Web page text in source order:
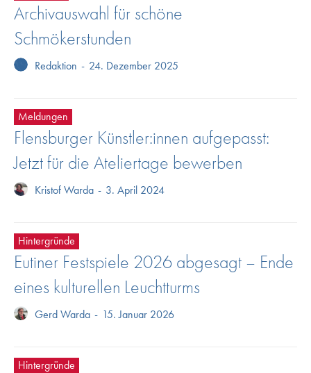
Archivauswahl für schöne
Schmökerstunden
Redaktion - 24. Dezember 2025
Meldungen
Flensburger Künstler:innen aufgepasst:
Jetzt für die Ateliertage bewerben
Kristof Warda - 3. April 2024
Hintergründe
Eutiner Festspiele 2026 abgesagt – Ende
eines kulturellen Leuchtturms
Gerd Warda - 15. Januar 2026
Hintergründe